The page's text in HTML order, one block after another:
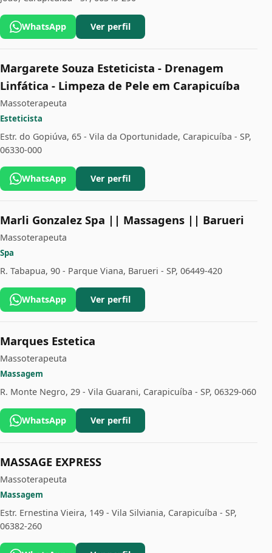
WhatsApp Ver perfil
Margarete Souza Esteticista - Drenagem
Linfática - Limpeza de Pele em Carapicuíba
Massoterapeuta
Esteticista
Estr. do Gopiúva, 65 - Vila da Oportunidade, Carapicuíba - SP,
06330-000
WhatsApp Ver perfil
Marli Gonzalez Spa || Massagens || Barueri
Massoterapeuta
Spa
R. Tabapua, 90 - Parque Viana, Barueri - SP, 06449-420
WhatsApp Ver perfil
Marques Estetica
Massoterapeuta
Massagem
R. Monte Negro, 29 - Vila Guarani, Carapicuíba - SP, 06329-060
WhatsApp Ver perfil
MASSAGE EXPRESS
Massoterapeuta
Massagem
Estr. Ernestina Vieira, 149 - Vila Silviania, Carapicuíba - SP,
06382-260